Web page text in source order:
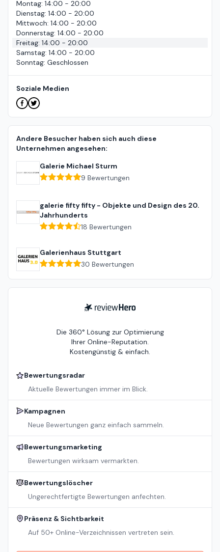
Montag: 14:00 - 20:00
Dienstag: 14:00 - 20:00
Mittwoch: 14:00 - 20:00
Donnerstag: 14:00 - 20:00
Freitag: 14:00 - 20:00
Samstag: 14:00 - 20:00
Sonntag: Geschlossen
Soziale Medien
Andere Besucher haben sich auch diese
Unternehmen angesehen:
Galerie Michael Sturm
9 Bewertungen
galerie fifty fifty - Objekte und Design des 20.
Jahrhunderts
18 Bewertungen
Galerienhaus Stuttgart
30 Bewertungen
ReviewHero
Die 360° Lösung zur Optimierung
Ihrer Online-Reputation.
Kostengünstig & einfach.
Bewertungsradar
Aktuelle Bewertungen immer im Blick.
Kampagnen
Neue Bewertungen ganz einfach sammeln.
Bewertungsmarketing
Bewertungen wirksam vermarkten.
Bewertungslöscher
Ungerechtfertigte Bewertungen anfechten.
Präsenz & Sichtbarkeit
Auf 50+ Online-Verzeichnissen vertreten sein.